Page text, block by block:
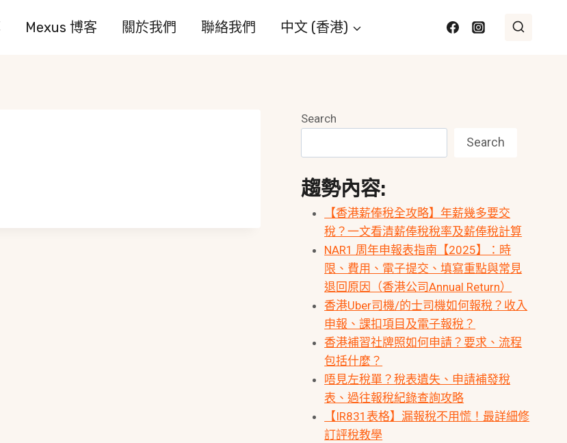
Mexus 博客 關於我們 聯絡我們 中文 (香港)
Search
Search
趨勢內容:
【香港薪俸稅全攻略】年薪幾多要交
稅？一文看清薪俸稅稅率及薪俸稅計算
NAR1 周年申報表指南【2025】：時
限、費用、電子提交、填寫重點與常見
退回原因（香港公司Annual Return）
香港Uber司機/的士司機如何報稅？收入
申報、課扣項目及電子報稅？
香港補習社牌照如何申請？要求、流程
包括什麼？
唔見左稅單？稅表遺失、申請補發稅
表、過往報稅紀錄查詢攻略
【IR831表格】漏報稅不用慌！最詳細修
訂評稅教學